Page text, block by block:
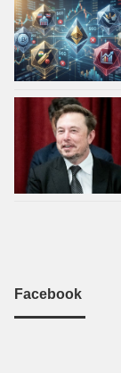
Facebook